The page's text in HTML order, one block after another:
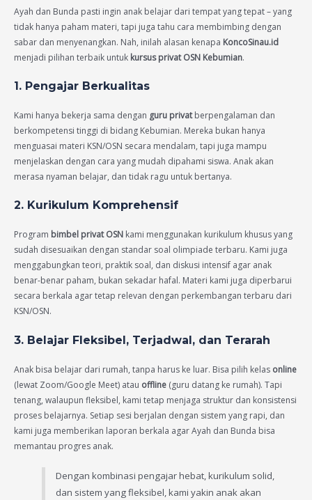
Ayah dan Bunda pasti ingin anak belajar dari tempat yang tepat – yang
tidak hanya paham materi, tapi juga tahu cara membimbing dengan
sabar dan menyenangkan. Nah, inilah alasan kenapa KoncoSinau.id
menjadi pilihan terbaik untuk kursus privat OSN Kebumian.
1. Pengajar Berkualitas
Kami hanya bekerja sama dengan guru privatberpengalaman dan
berkompetensi tinggi di bidang Kebumian. Mereka bukan hanya
menguasai materi KSN/OSN secara mendalam, tapi juga mampu
menjelaskan dengan cara yang mudah dipahami siswa. Anak akan
merasa nyaman belajar, dan tidak ragu untuk bertanya.
2. Kurikulum Komprehensif
Program bimbel privat OSN kami menggunakan kurikulum khusus yang
sudah disesuaikan dengan standar soal olimpiade terbaru. Kami juga
menggabungkan teori, praktik soal, dan diskusi intensif agar anak
benar-benar paham, bukan sekadar hafal. Materi kami juga diperbarui
secara berkala agar tetap relevan dengan perkembangan terbaru dari
KSN/OSN.
3. Belajar Fleksibel, Terjadwal, dan Terarah
Anak bisa belajar dari rumah, tanpa harus ke luar. Bisa pilih kelas online
(lewat Zoom/Google Meet) atau offline (guru datang ke rumah). Tapi
tenang, walaupun fleksibel, kami tetap menjaga struktur dan konsistensi
proses belajarnya. Setiap sesi berjalan dengan sistem yang rapi, dan
kami juga memberikan laporan berkala agar Ayah dan Bunda bisa
memantau progres anak.
Dengan kombinasi pengajar hebat, kurikulum solid,
dan sistem yang fleksibel, kami yakin anak akan